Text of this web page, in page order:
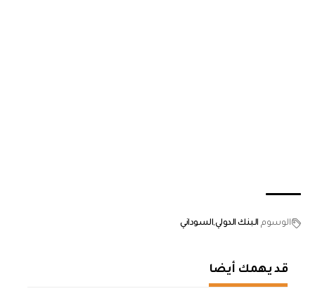
الوسوم البنك الدوليالسوداني
قد يهمك أيضا